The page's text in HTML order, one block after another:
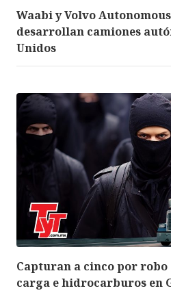
Waabi y Volvo
desarrollan camiones
Unidos
Capturan a cinco por
carga e hidrocarburos en